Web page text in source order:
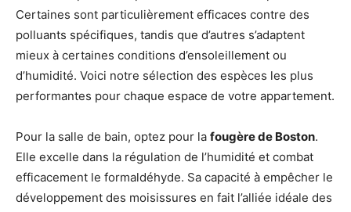
Certaines sont particulièrement efficaces contre des
polluants spécifiques, tandis que d’autres s’adaptent
mieux à certaines conditions d’ensoleillement ou
d’humidité. Voici notre sélection des espèces les plus
performantes pour chaque espace de votre appartement.
Pour la salle de bain, optez pour la fougère de Boston.
Elle excelle dans la régulation de l’humidité et combat
efficacement le formaldéhyde. Sa capacité à empêcher le
développement des moisissures en fait l’alliée idéale des